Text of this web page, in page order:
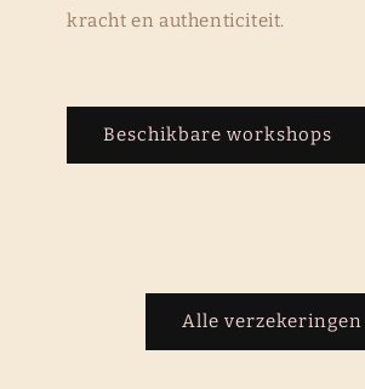
kracht en authenticiteit.
Beschikbare workshops
Alle verzekeringen